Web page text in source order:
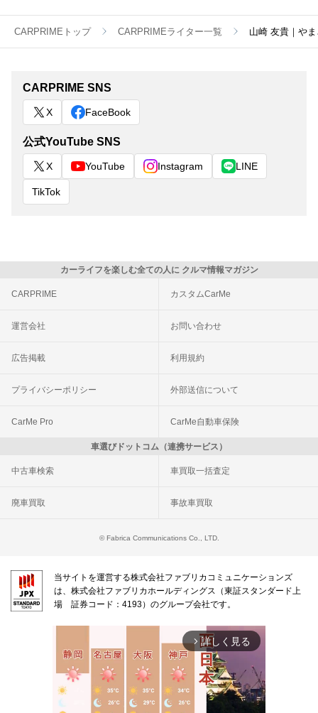
CARPRIMEトップ CARPRIMEライター一覧 山崎 友貴｜や
CARPRIME SNS
X FaceBook
公式YouTube SNS
X YouTube Instagram LINE
TikTok
カーライフを楽しむ全ての人に クルマ情報マガジン
CARPRIME カスタムCarMe
運営会社 お問い合わせ
広告掲載 利用規約
プライバシーポリシー 外部送信について
CarMe Pro CarMe自動車保険
車選びドットコム（連携サービス）
中古車検索 車買取一括査定
廃車買取 事故車買取
© Fabrica Communications Co., LTD.
当サイトを運営する株式会社ファブリカコミュニケーションズ
は、株式会社ファブリカホールディングス（東証スタンダード上
場 証券コード：4193）のグループ会社です。
arrow_forward_ios 詳しく見る